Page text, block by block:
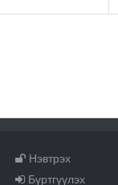
Нэвтрэх
Бүртгүүлэх